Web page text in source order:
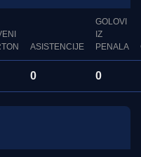
ASISTENCIJE
GOLOVI
IZ
PENALA
0 0